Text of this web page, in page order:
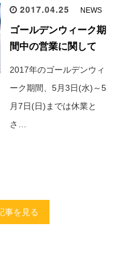
2017.04.25 NEWS
ゴールデンウィーク期
間中の営業に関して
2017年のゴールデンウィ
ーク期間、5月3日(水)～5
月7日(日)までは休業と
さ…
事を見る